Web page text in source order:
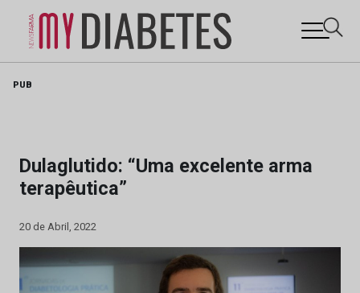
PUB
Dulaglutido: “Uma excelente arma
terapêutica”
20 de Abril, 2022